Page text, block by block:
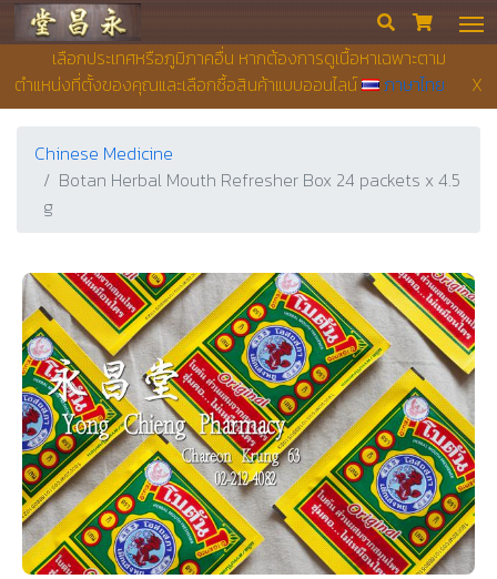
เลือกประเทศหรือภูมิภาคอื่น หากต้องการดูเนื้อหาเฉพาะตาม
ตำแหน่งที่ตั้งของคุณและเลือกซื้อสินค้าแบบออนไลน์
ภาษาไทย X
Yong Chieng Pharmacy  
Chinese Medicine
Botan Herbal Mouth Refresher Box 24 packets x 4.5
g